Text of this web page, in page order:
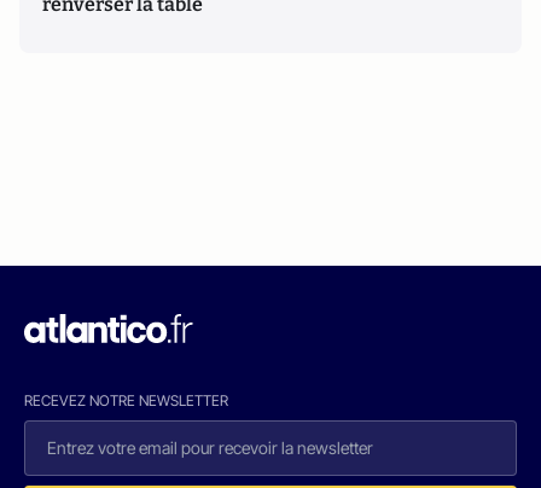
RECEVEZ NOTRE NEWSLETTER